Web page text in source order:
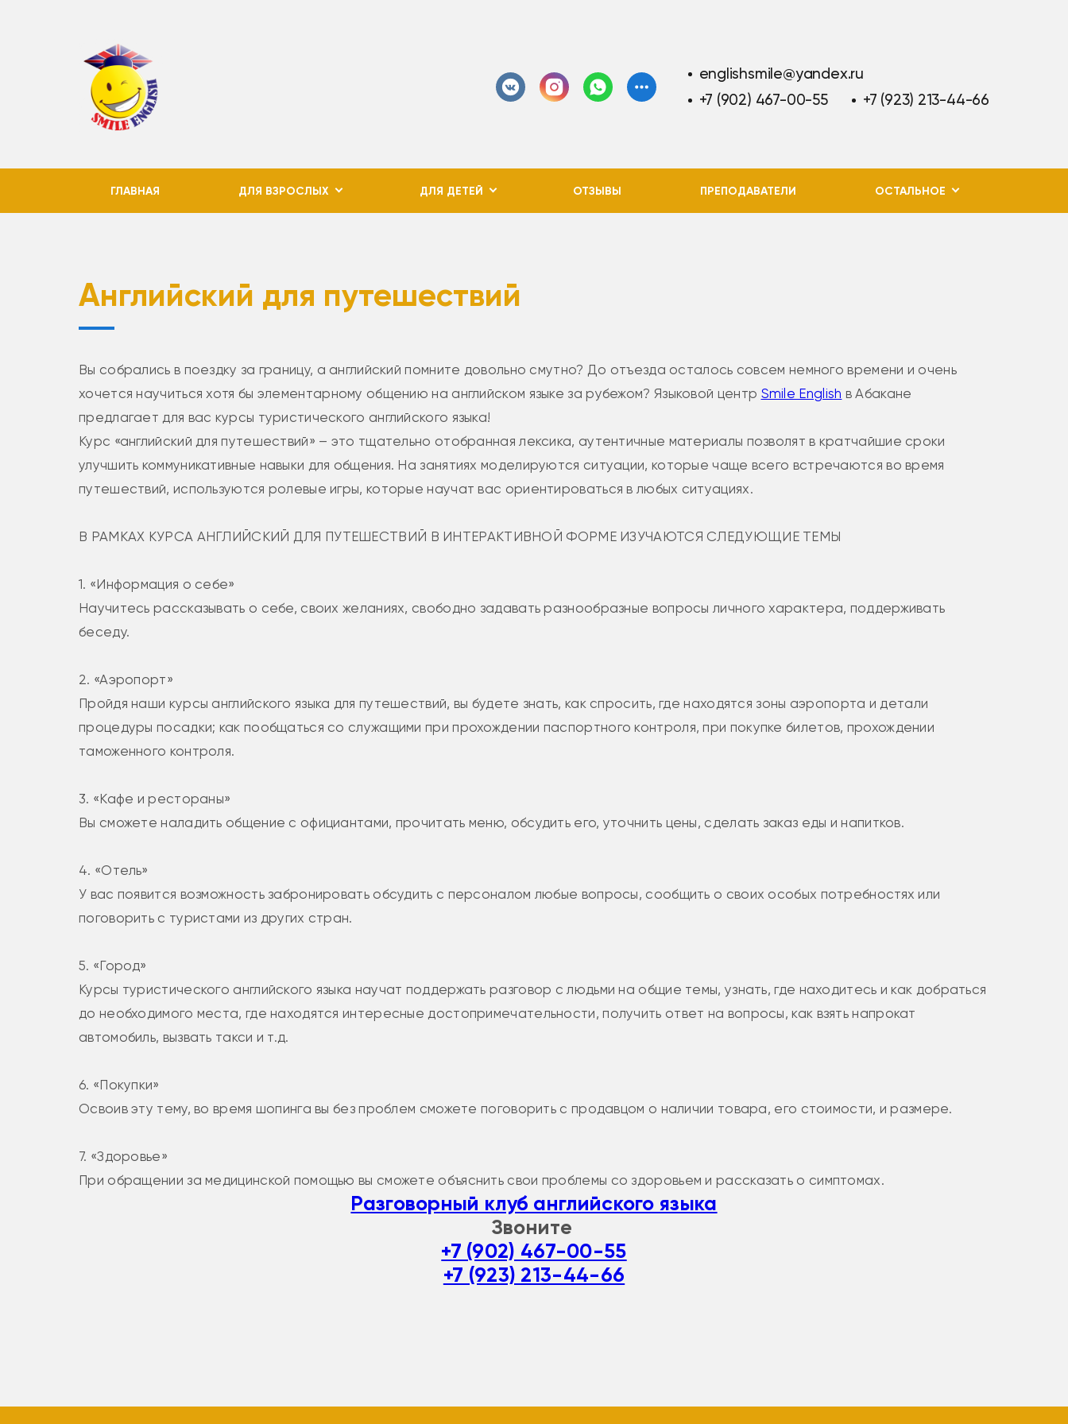
englishsmile@yandex.ru
+7 (902) 467-00-55
+7 (923) 213-44-66
ГЛАВНАЯ ДЛЯ ВЗРОСЛЫХ ДЛЯ ДЕТЕЙ ОТЗЫВЫ ПРЕПОДАВАТЕЛИ ОСТАЛЬНОЕ
Английский для путешествий
Вы собрались в поездку за границу, а английский помните довольно смутно? До отъезда осталось совсем немного времени и очень
хочется научиться хотя бы элементарному общению на английском языке за рубежом? Языковой центр Smile English в Абакане
предлагает для вас курсы туристического английского языка!
Курс «английский для путешествий» – это тщательно отобранная лексика, аутентичные материалы позволят в кратчайшие сроки
улучшить коммуникативные навыки для общения. На занятиях моделируются ситуации, которые чаще всего встречаются во время
путешествий, используются ролевые игры, которые научат вас ориентироваться в любых ситуациях.
В РАМКАХ КУРСА АНГЛИЙСКИЙ ДЛЯ ПУТЕШЕСТВИЙ В ИНТЕРАКТИВНОЙ ФОРМЕ ИЗУЧАЮТСЯ СЛЕДУЮЩИЕ ТЕМЫ
1. «Информация о себе»
Научитесь рассказывать о себе, своих желаниях, свободно задавать разнообразные вопросы личного характера, поддерживать
беседу.
2. «Аэропорт»
Пройдя наши курсы английского языка для путешествий, вы будете знать, как спросить, где находятся зоны аэропорта и детали
процедуры посадки; как пообщаться со служащими при прохождении паспортного контроля, при покупке билетов, прохождении
таможенного контроля.
3. «Кафе и рестораны»
Вы сможете наладить общение с официантами, прочитать меню, обсудить его, уточнить цены, сделать заказ еды и напитков.
4. «Отель»
У вас появится возможность забронировать обсудить с персоналом любые вопросы, сообщить о своих особых потребностях или
поговорить с туристами из других стран.
5. «Город»
Курсы туристического английского языка научат поддержать разговор с людьми на общие темы, узнать, где находитесь и как добраться
до необходимого места, где находятся интересные достопримечательности, получить ответ на вопросы, как взять напрокат
автомобиль, вызвать такси и т.д.
6. «Покупки»
Освоив эту тему, во время шопинга вы без проблем сможете поговорить с продавцом о наличии товара, его стоимости, и размере.
7. «Здоровье»
При обращении за медицинской помощью вы сможете объяснить свои проблемы со здоровьем и рассказать о симптомах.
Разговорный клуб английского языка
Звоните
+7 (902) 467-00-55
+7 (923) 213-44-66